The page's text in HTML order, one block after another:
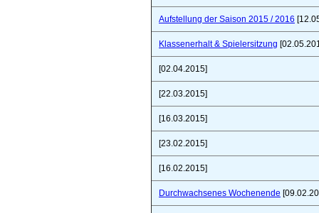
Aufstellung der Saison 2015 / 2016
Klassenerhalt & Spielersitzung
[02.04.2015]
[22.03.2015]
[16.03.2015]
[23.02.2015]
[16.02.2015]
Durchwachsenes Wochenende